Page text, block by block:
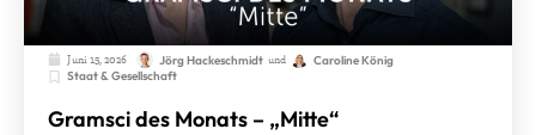
Juni 15, 2026 Jörg Hackeschmidt und
Caroline König
Staat & Gesellschaft
Gramsci des Monats – „Mitte“